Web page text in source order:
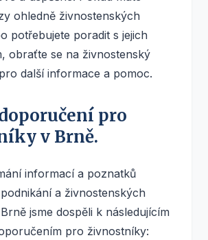
ohledně živnostenských
potřebujete poradit s jejich
obraťte se na živnostenský
další informace a pomoc.
pro
v Brně.
informací a poznatků
a živnostenských
jsme dospěli k následujícím
pro živnostníky: